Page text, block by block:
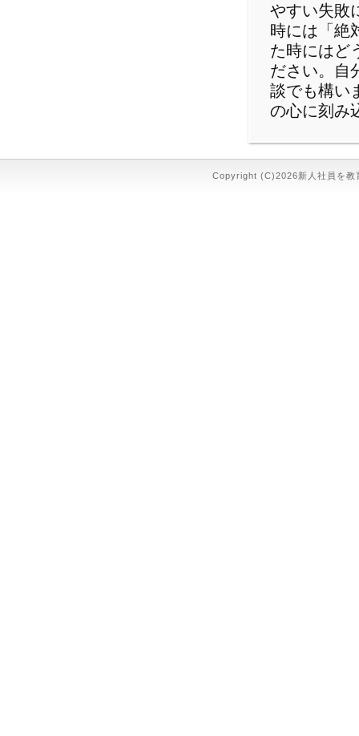
やすい失敗
時には「絶
た時にはど
ださい。自
談でも構い
の心に刻み
Copyright (C)2026新人社員を